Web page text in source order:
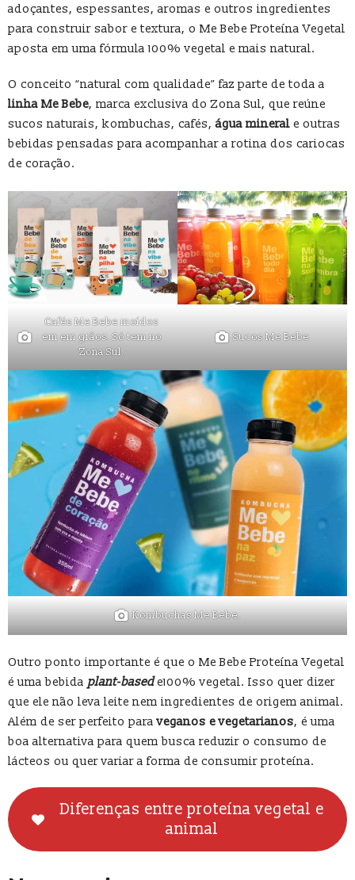
adoçantes, espessantes, aromas e outros ingredientes
para construir sabor e textura, o Me Bebe Proteína Vegetal
aposta em uma fórmula 100% vegetal e mais natural.
O conceito “natural com qualidade” faz parte de toda a
linha Me Bebe, marca exclusiva do Zona Sul, que reúne
sucos naturais, kombuchas, cafés,água mineral e outras
bebidas pensadas para acompanhar a rotina dos cariocas
de coração.
Cafés Me Bebe moídos
em em grãos. Só tem no
Zona Sul.
Sucos Me Bebe
Kombuchas Me Bebe.
Outro ponto importante é que o Me Bebe Proteína Vegetal
é uma bebida plant-basede100% vegetal. Isso quer dizer
que ele não leva leite nem ingredientes de origem animal.
Além de ser perfeito paraveganos e vegetarianos, é uma
boa alternativa para quem busca reduzir o consumo de
lácteos ou quer variar a forma de consumir proteína.
Diferenças entre proteína vegetal e
animal